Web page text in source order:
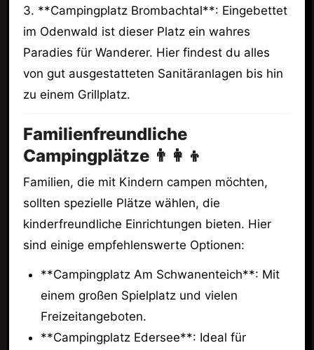
3. **Campingplatz Brombachtal**: Eingebettet
im Odenwald ist dieser Platz ein wahres
Paradies für Wanderer. Hier findest du alles
von gut ausgestatteten Sanitäranlagen bis hin
zu einem Grillplatz.
Familienfreundliche
Campingplätze 👨‍👩‍👦
Familien, die mit Kindern campen möchten,
sollten spezielle Plätze wählen, die
kinderfreundliche Einrichtungen bieten. Hier
sind einige empfehlenswerte Optionen:
**Campingplatz Am Schwanenteich**: Mit
einem großen Spielplatz und vielen
Freizeitangeboten.
**Campingplatz Edersee**: Ideal für